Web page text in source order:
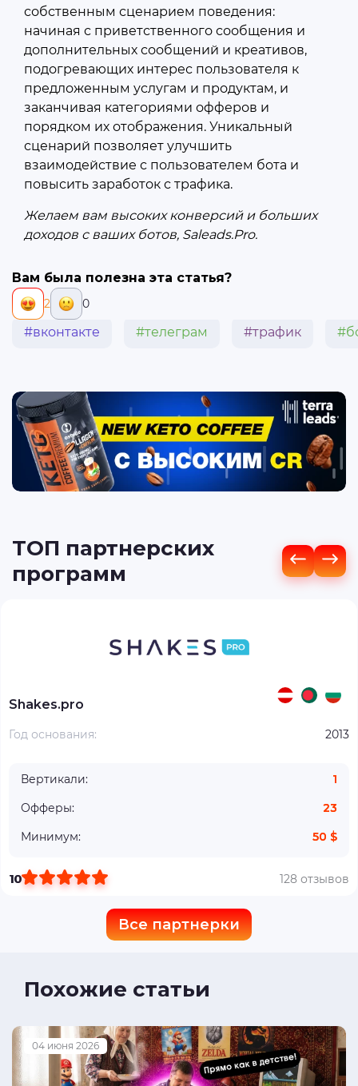
собственным сценарием поведения:
начиная с приветственного сообщения и
дополнительных сообщений и креативов,
подогревающих интерес пользователя к
предложенным услугам и продуктам, и
заканчивая категориями офферов и
порядком их отображения. Уникальный
сценарий позволяет улучшить
взаимодействие с пользователем бота и
повысить заработок с трафика.
Желаем вам высоких конверсий и больших
доходов с ваших ботов, Saleads.Pro.
Вам была полезна эта статья?
2 0
#вконтакте #телеграм #трафик
ТОП партнерских
программ
Shakes.pro
Год основания: 2013
Вертикали:
1
Офферы:
23
Минимум:
50 $
10 128 отзывов
Все партнерки
Похожие статьи
04 июня 2026